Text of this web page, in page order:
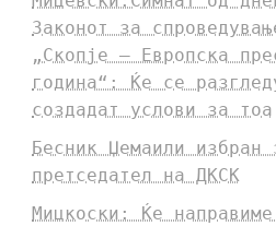
Законот за
„Скопје – Европска
година“: Ќе се
создадат услови за тоа
Бесник Џемаили избран
претседател на ДКСК
Мицкоски: Ќе